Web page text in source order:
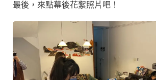
最後，來點幕後花絮照片吧！